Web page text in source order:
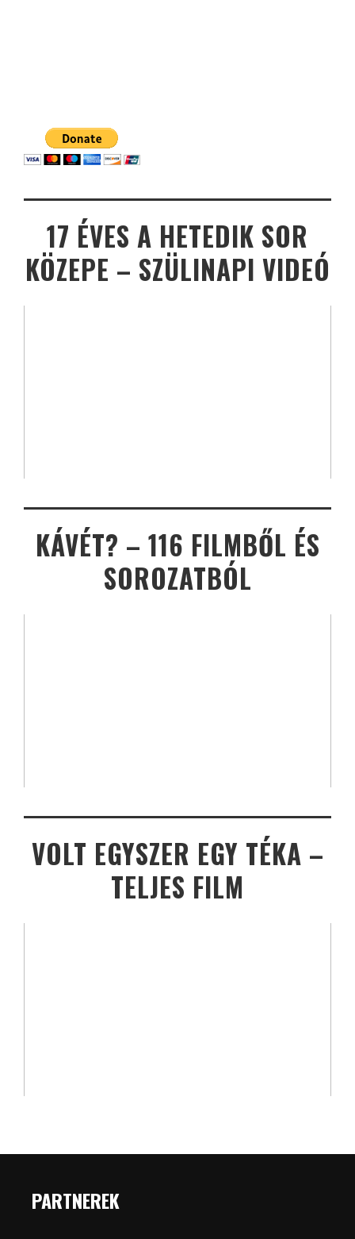
17 ÉVES A HETEDIK SOR
KÖZEPE – SZÜLINAPI VIDEÓ
KÁVÉT? – 116 FILMBŐL ÉS
SOROZATBÓL
VOLT EGYSZER EGY TÉKA –
TELJES FILM
PARTNEREK